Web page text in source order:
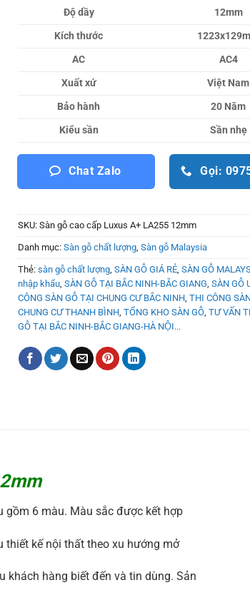
Độ dầy
12mm
Kích thước
AC
AC4
Xuất xứ
Việt Nam
Bảo hành
20 Năm
Kiểu sần
Sần nhẹ
Chat Zalo Gọi:
SKU: Sàn gỗ cao cấp Luxus A+ LA255 12mm
Danh mục: Sàn gỗ chất lượng, Sàn gỗ Malaysia
Thẻ: sàn gỗ chất lượng, SÀN GỖ GIÁ RẺ, SÀN GỖ
nhập khẩu, SÀN GỖ TẠI BẮC NINH-BẮC GIANG, SÀN GỖ
CÔNG SÀN GỖ TẠI CHUNG CƯ BẮC NINH, THI CÔNG
CHUNG CƯ THANH BÌNH, TỔNG KHO SÀN GỖ, TƯ VẤN
GỖ TẠI BẮC NINH-BẮC GIANG-HÀ NỘI...
gồm 6 màu. Màu sắc được kết hợp
kế nội thất theo xu hướng mở
hàng biết đến và tin dùng. Sản